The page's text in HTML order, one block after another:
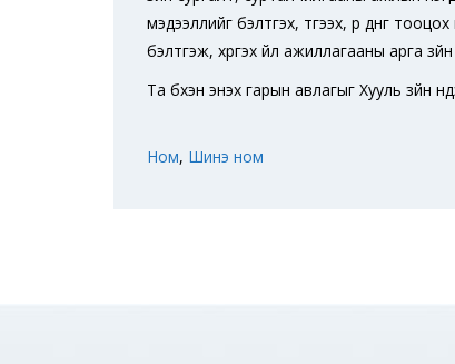
мэдээллийг бэлтгэх, түгээх, үр дүнг
бэлтгэж, хүргэх үйл ажиллагааны арга
Та бүхэн энэхүү гарын авлагыг Хууль
Ном, Шинэ ном